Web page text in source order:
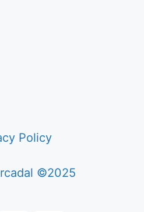
Policy
©2025